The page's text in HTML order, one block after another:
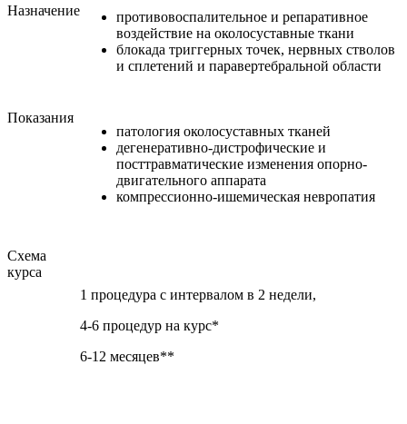
Назначение
противовоспалительное и репаративное
воздействие на околосуставные ткани
блокада триггерных точек, нервных стволов
и сплетений и паравертебральной области
Показания
патология околосуставных тканей
дегенеративно-дистрофические и
посттравматические изменения опорно-
двигательного аппарата
компрессионно-ишемическая невропатия
Схема
курса
1 процедура с интервалом в 2 недели,
4-6 процедур на курс*
6-12 месяцев**